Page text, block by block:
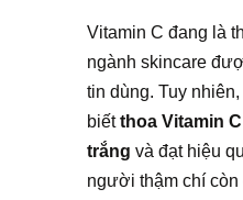
Vitamin C đang là
ngành skincare
tin dùng. Tuy
biếtthoa Vitamin
trắng và đạt hiệu
người thậm chí còn